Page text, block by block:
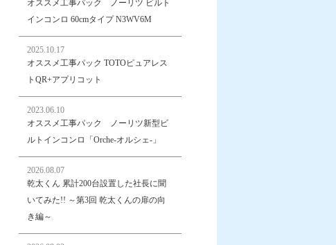
オススメ工事パック ノーリツ ビルト
インコンロ 60cmタイプ N3WV6M
2025.10.17
オススメ工事パック TOTOピュアレス
トQR+アプリコット
2023.06.10
オススメ工事パック ノーリツ新型ビ
ルトインコンロ「Orche-オルシェ-」
2026.08.07
乾太くん 累計200台設置した社長に聞
いてみた!! ～第3回 乾太くんの扉の向
き編～